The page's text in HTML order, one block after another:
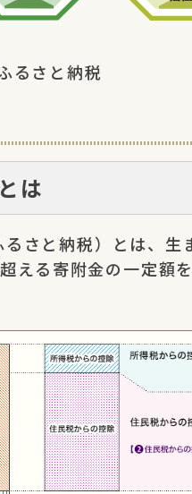
るさと納税
は
さと納税）とは、
える寄附金の一定額